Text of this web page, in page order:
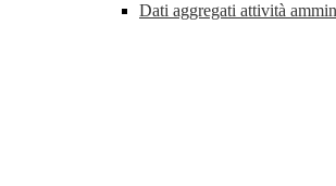
Dati aggregati attività